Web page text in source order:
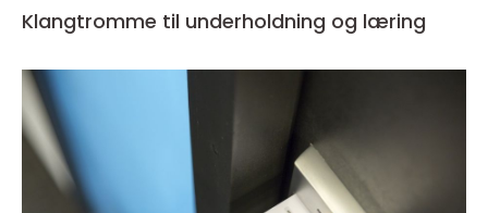
Klangtromme til underholdning og læring